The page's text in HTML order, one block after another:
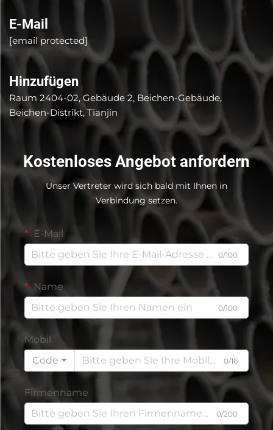
E-Mail
[email protected]
Hinzufügen
Raum 2404-02, Gebäude 2, Beichen-Gebäude,
Beichen-Distrikt, Tianjin
Kostenloses Angebot anfordern
Unser Vertreter wird sich bald mit Ihnen in
Verbindung setzen.
E-Mail
0/100
Name
0/100
Mobil
Code
0/16
Firmenname
0/200